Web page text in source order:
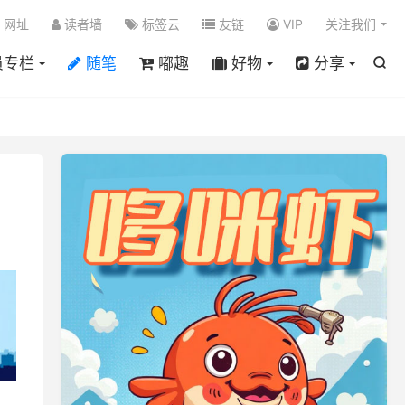

栏 随笔 嘟趣 好物 分享
网址 读者墙 标签云 友链 VIP 关注我们